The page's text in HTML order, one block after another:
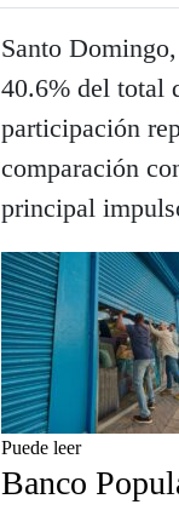
Santo
40.6% del total
participación
comparación
principal
Puede leer
Banco